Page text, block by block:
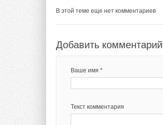
В этой теме еще нет комментариев
Добавить комментарий
Ваше имя *
Текст комментария